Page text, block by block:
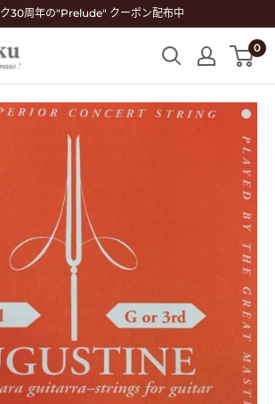
30周年の"Prelude" クーポン配布中
0